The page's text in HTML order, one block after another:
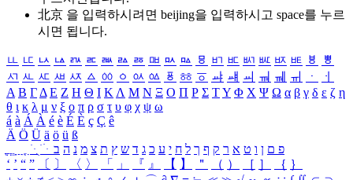
北京 을 입력하시려면 beijing을 입력하시고 space를 누르
시면 됩니다.
ㅥ ㅦ ㅧ ㅨ ㅩ ㅪ ㅫ ㅬ ㅭ ㅮ ㅯ ㅰ ㅱ ㅲ ㅳ ㅴ ㅵ ㅶ ㅷ ㅸ
ㅹ
ㅺ ㅻ ㅼ ㅽ ㅾ ㅿ ㆀ ㆁ ㆂ ㆃ ㆄ ㆅ ㆆ ㆇ ㆈ ㆉ ㆊ ㆋ ㆌ ㆍ
ㆎ
Α Β ΓΔ Ε Ζ Η Θ Ι ΚΛ Μ Ν Ξ Ο Π Ρ Σ ΤΥ Φ Χ Ψ Ω α β γ δ ε ζ η
θ ι κ λ μ ν ξ ο π ρ σ τ υ φ χ ψ ω
á à Á À é è É È ç Ç ê
Ä Ö Ü ä ö ü ß
ִֶֹ ֻּ ׁׂ פ ם ן ו ט א ר ק ף ך ל ח י ע כ ג ד ש ץ ת צ מ נ ה ב
‘ ’ “ ” 〔 〕 〈 〉 「 」 『 』 【 】 ＂ （ ） ［ ］ ｛ ｝